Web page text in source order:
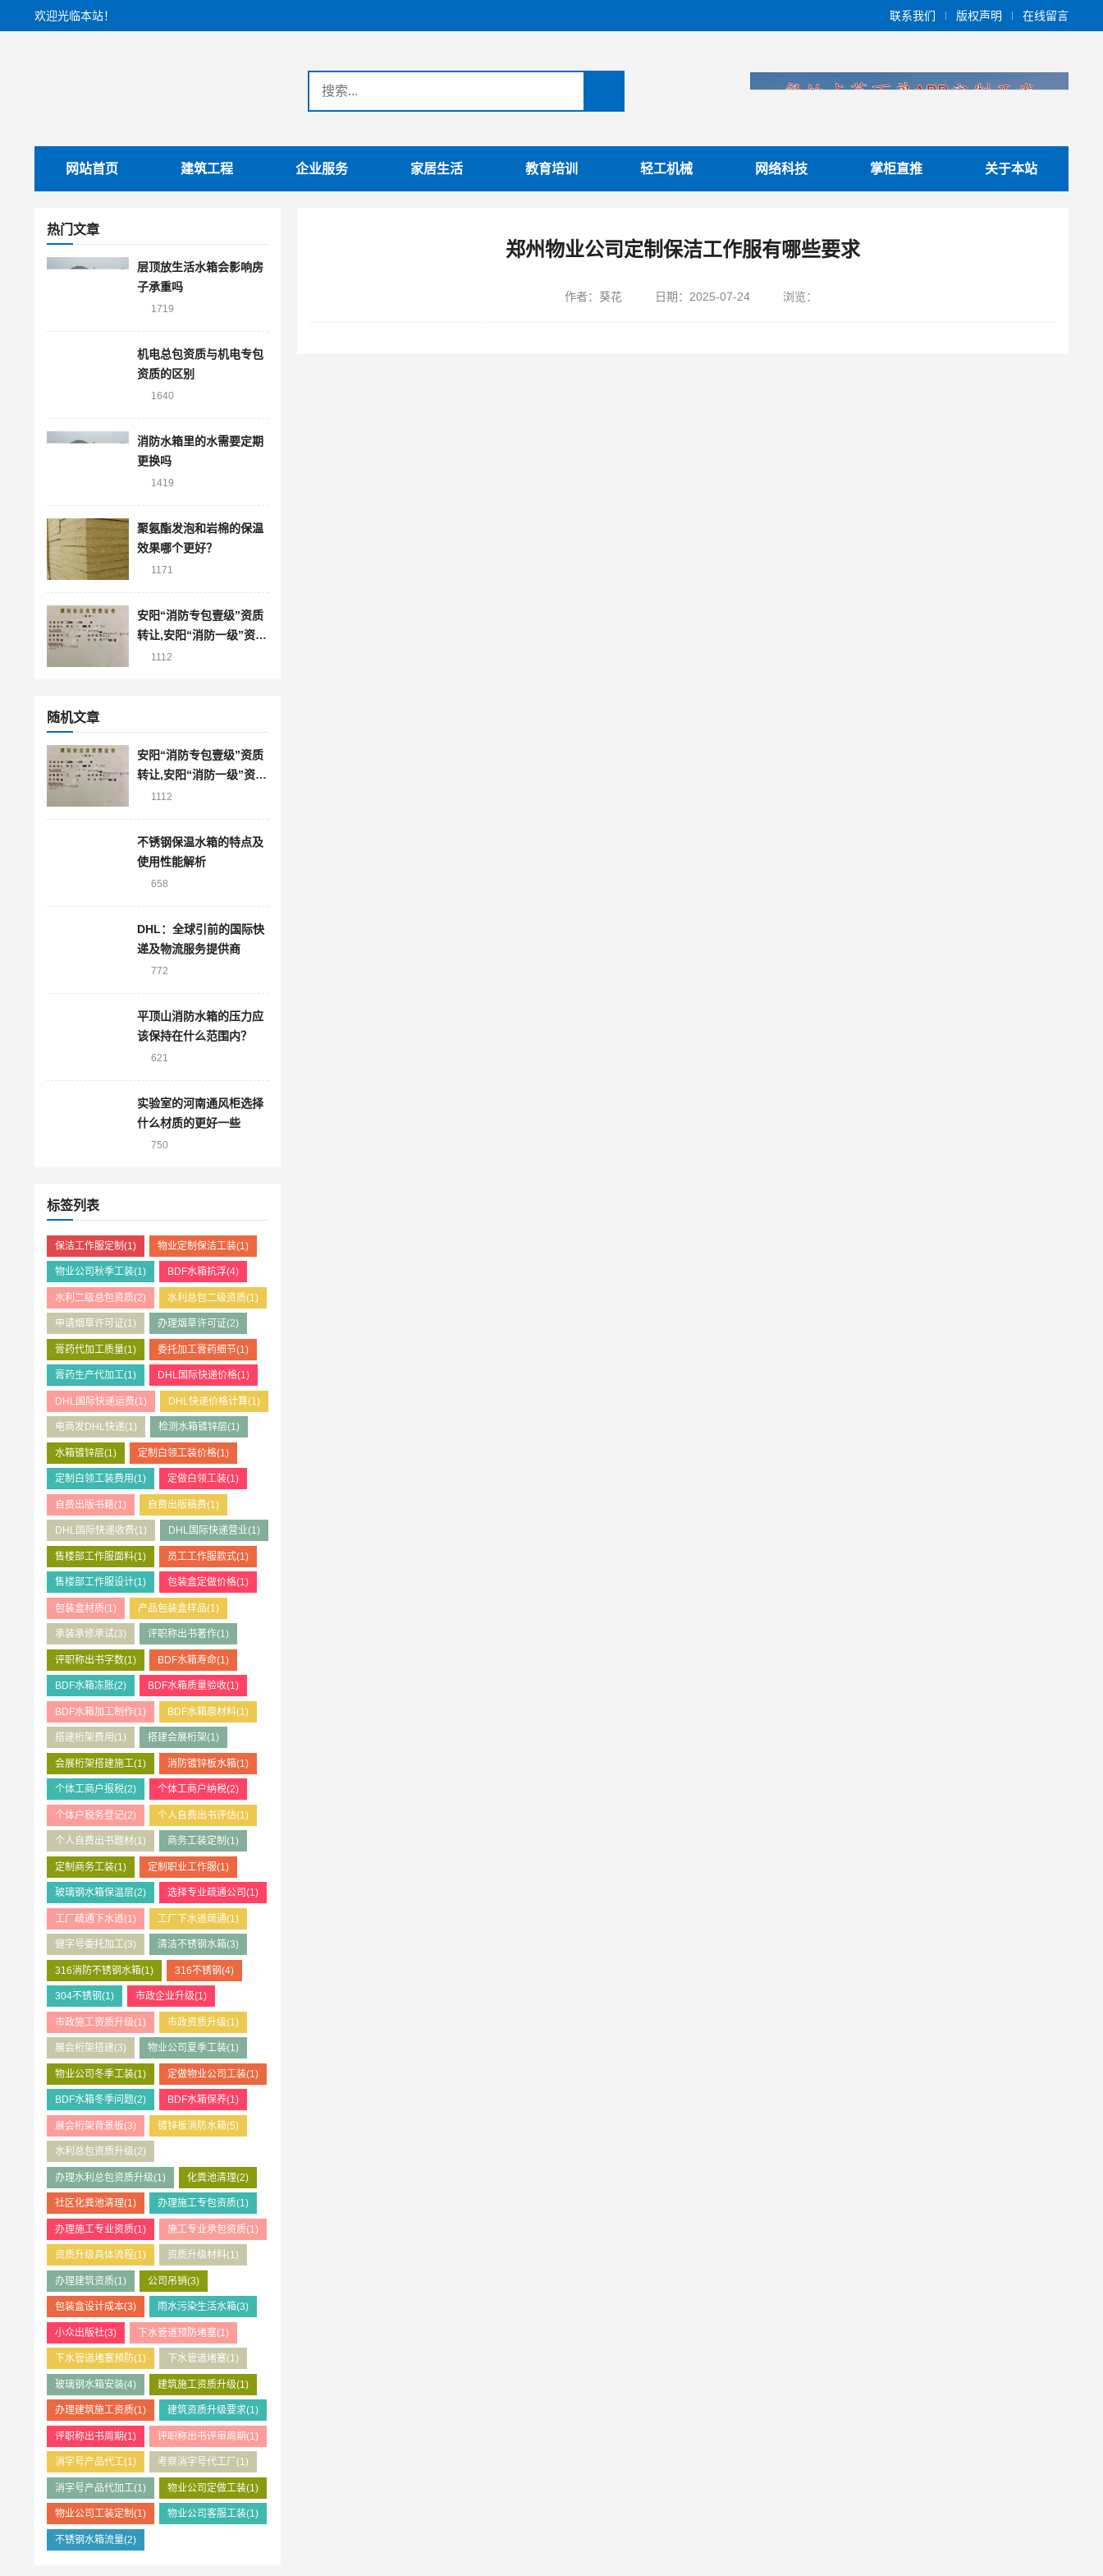
欢迎光临本站！ 联系我们 版权声明 在线留言
网站首页 建筑工程 企业服务 家居生活 教育培训 轻工机械 网络科技 掌柜直推 关于本站
热门文章
层顶放生活水箱会影响房
子承重吗
1719
机电总包资质与机电专包
资质的区别
1640
消防水箱里的水需要定期
更换吗
1419
聚氨酯发泡和岩棉的保温
效果哪个更好？
1171
安阳“消防专包壹级”资质
转让,安阳“消防一级”资质
转让股权
1112
随机文章
安阳“消防专包壹级”资质
转让,安阳“消防一级”资质
转让股权
1112
不锈钢保温水箱的特点及
使用性能解析
658
DHL：全球引前的国际快
递及物流服务提供商
772
平顶山消防水箱的压力应
该保持在什么范围内？
621
实验室的河南通风柜选择
什么材质的更好一些
750
标签列表
保洁工作服定制 (1) 物业定制保洁工装(1)
物业公司秋季工装(1) BDF水箱抗浮(4)
水利二级总包资质(2) 水利总包二级资质(1)
申请烟草许可证(1) 办理烟草许可证(2)
膏药代加工质量(1) 委托加工膏药细节(1)
膏药生产代加工(1) DHL国际快递价格(1)
DHL国际快递运费(1) DHL快递价格计算(1)
电商发DHL快递(1) 检测水箱镀锌层(1)
水箱镀锌层(1) 定制白领工装价格(1)
定制白领工装费用(1) 定做白领工装(1)
自费出版书籍(1) 自费出版稿费(1)
DHL国际快递收费(1) DHL国际快递营业(1)
售楼部工作服面料(1) 员工工作服款式(1)
售楼部工作服设计(1) 包装盒定做价格(1)
包装盒材质(1) 产品包装盒样品(1)
承装承修承试(3) 评职称出书著作(1)
评职称出书字数(1) BDF水箱寿命(1)
BDF水箱冻胀(2) BDF水箱质量验收(1)
BDF水箱加工制作(1) BDF水箱原材料(1)
搭建桁架费用 (1) 搭建会展桁架(1)
会展桁架搭建施工(1) 消防镀锌板水箱(1)
个体工商户报税(2) 个体工商户纳税(2)
个体户税务登记(2) 个人自费出书评估(1)
个人自费出书题材(1) 商务工装定制 (1)
定制商务工装(1) 定制职业工作服(1)
玻璃钢水箱保温层(2) 选择专业疏通公司 (1)
工厂疏通下水道(1) 工厂下水道疏通(1)
健字号委托加工(3) 清洁不锈钢水箱(3)
316消防不锈钢水箱(1) 316不锈钢(4)
304不锈钢(1) 市政企业升级(1)
市政施工资质升级(1) 市政资质升级(1)
展会桁架搭建(3) 物业公司夏季工装(1)
物业公司冬季工装(1) 定做物业公司工装(1)
BDF水箱冬季问题(2) BDF水箱保养(1)
展会桁架背景板(3) 镀锌板消防水箱(5)
水利总包资质升级(2)
办理水利总包资质升级(1) 化粪池清理(2)
社区化粪池清理(1) 办理施工专包资质(1)
办理施工专业资质(1) 施工专业承包资质(1)
资质升级具体流程(1) 资质升级材料(1)
办理建筑资质(1) 公司吊销(3)
包装盒设计成本(3) 雨水污染生活水箱(3)
小众出版社(3) 下水管道预防堵塞(1)
下水管道堵塞预防(1) 下水管道堵塞(1)
玻璃钢水箱安装(4) 建筑施工资质升级(1)
办理建筑施工资质(1) 建筑资质升级要求(1)
评职称出书周期(1) 评职称出书评审周期 (1)
消字号产品代工(1) 考察消字号代工厂 (1)
消字号产品代加工(1) 物业公司定做工装(1)
物业公司工装定制 (1) 物业公司客服工装(1)
不锈钢水箱流量(2)
郑州物业公司定制保洁工作服有哪些要求
作者：葵花 日期： 2025-07-24 浏览：